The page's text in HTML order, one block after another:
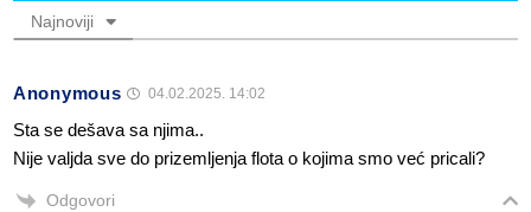
Najnoviji
Anonymous 04.02.2025. 14:02
Sta se dešava sa njima..
Nije valjda sve do prizemljenja flota o kojima smo već pricali?
Odgovori